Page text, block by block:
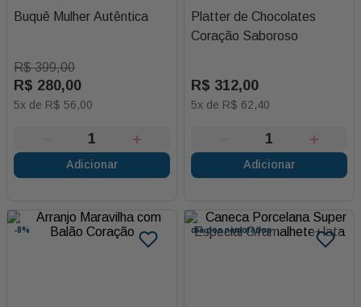
Buquê Mulher Autêntica
R$ 399,00
R$ 280,00
5x de R$ 56,00
Adicionar
Platter de Chocolates
Coração Saboroso
R$ 312,00
5x de R$ 62,40
Adicionar
-8% dia dos namorados